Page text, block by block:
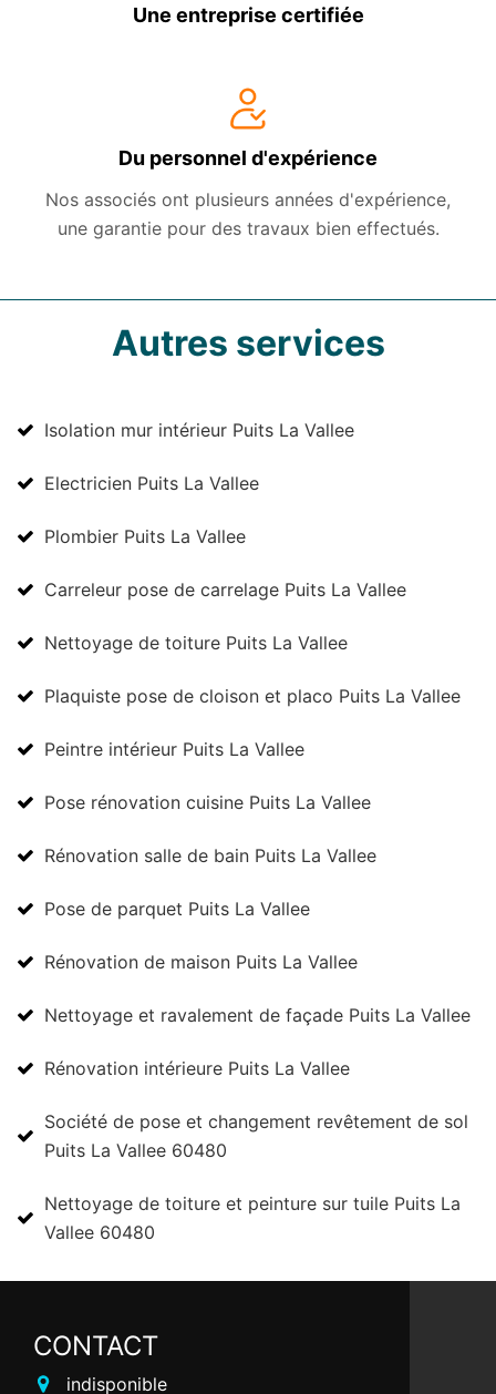
Une entreprise certifiée
Du personnel d'expérience
Nos associés ont plusieurs années d'expérience,
une garantie pour des travaux bien effectués.
Autres services
Isolation mur intérieur Puits La Vallee
Electricien Puits La Vallee
Plombier Puits La Vallee
Carreleur pose de carrelage Puits La Vallee
Nettoyage de toiture Puits La Vallee
Plaquiste pose de cloison et placo Puits La Vallee
Peintre intérieur Puits La Vallee
Pose rénovation cuisine Puits La Vallee
Rénovation salle de bain Puits La Vallee
Pose de parquet Puits La Vallee
Rénovation de maison Puits La Vallee
Nettoyage et ravalement de façade Puits La Vallee
Rénovation intérieure Puits La Vallee
Société de pose et changement revêtement de sol
Puits La Vallee 60480
Nettoyage de toiture et peinture sur tuile Puits La
Vallee 60480
CONTACT
indisponible